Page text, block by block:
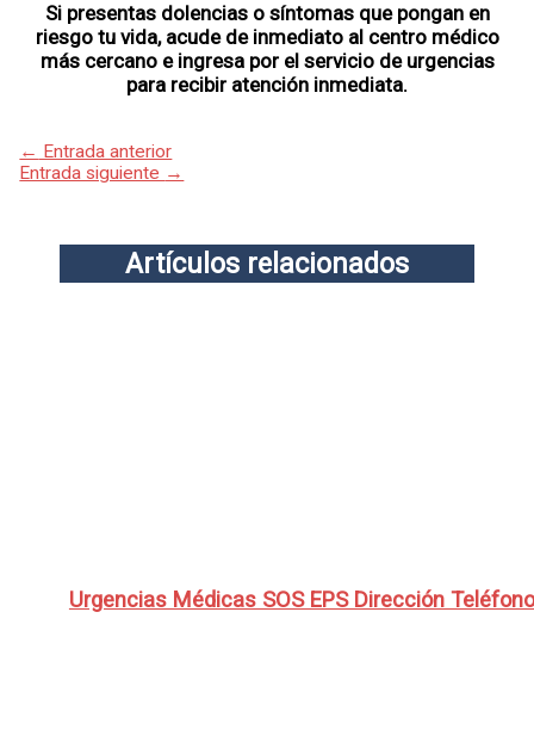
Si presentas dolencias o síntomas que pongan en
riesgo tu vida, acude de inmediato al centro médico
más cercano e ingresa por el servicio de urgencias
para recibir atención inmediata.
← Entrada anterior
Entrada siguiente →
Artículos relacionados
Urgencias Médicas SOS EPS Dirección